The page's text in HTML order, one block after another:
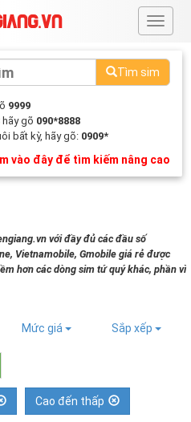
#
Tìm sim
9999
hãy gõ 090*8888
bất kỳ, hãy gõ: 0909*
vào đây để tìm kiếm nâng cao
với đầy đủ các đầu số
Vietnamobile, Gmobile giá rẻ được
hơn các dòng sim tứ quý khác, phần vì
Mức giá Sắp xếp
Cao đến thấp